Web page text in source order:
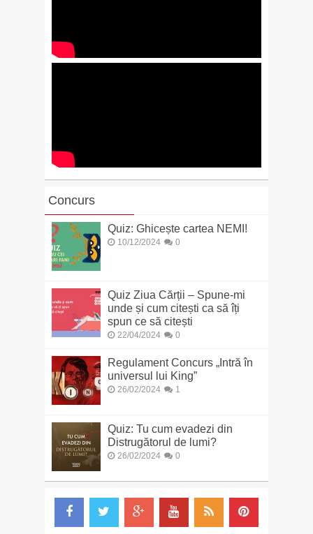
Concurs
Quiz: Ghicește cartea NEMI!
10/12/2024 0
Quiz Ziua Cărții – Spune-mi
unde și cum citești ca să îți
spun ce să citești
22/04/2024 0
Regulament Concurs „Intră în
universul lui King”
26/02/2024 1
Quiz: Tu cum evadezi din
Distrugătorul de lumi?
26/02/2024 0